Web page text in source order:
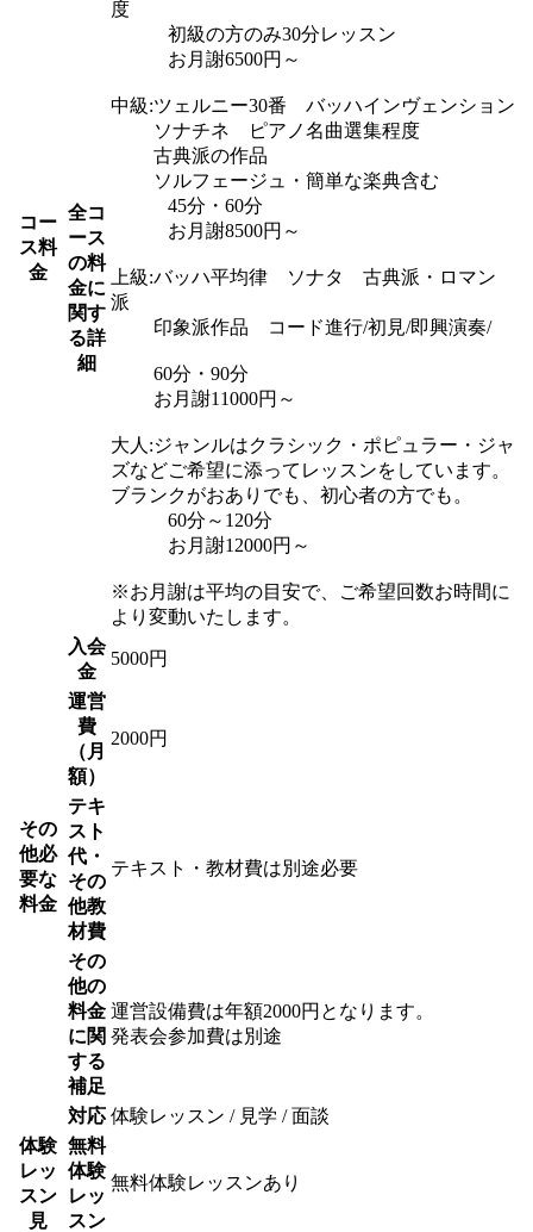
コー
ス料
金
全コ
ース
の料
金に
関す
る詳
細
度
初級の方のみ30分レッスン
お月謝6500円～
中級:ツェルニー30番 バッハインヴェンション
ソナチネ ピアノ名曲選集程度
古典派の作品
ソルフェージュ・簡単な楽典含む
45分・60分
お月謝8500円～
上級:バッハ平均律 ソナタ 古典派・ロマン
派
印象派作品 コード進行/初見/即興演奏/
60分・90分
お月謝11000円～
大人:ジャンルはクラシック・ポピュラー・ジャ
ズなどご希望に添ってレッスンをしています。
ブランクがおありでも、初心者の方でも。
60分～120分
お月謝12000円～
※お月謝は平均の目安で、ご希望回数お時間に
より変動いたします。
その
他必
要な
料金
入会
金
5000円
運営
費
（月
額）
2000円
テキ
スト
代・
その
他教
材費
テキスト・教材費は別途必要
その
他の
料金
に関
する
補足
運営設備費は年額2000円となります。
発表会参加費は別途
体験
レッ
スン
見
対応 体験レッスン / 見学 / 面談
無料
体験
レッ
スン
無料体験レッスンあり